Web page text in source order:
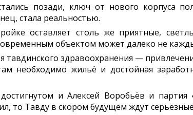
позади, ключ от нового корпуса
стала реальностью.
оставляет столь же приятные,
объектом может далеко не
тавдинского здравоохранения —
необходимо жильё и достойная
и Алексей Воробьёв и партия
то Тавду в скором будущем ждут